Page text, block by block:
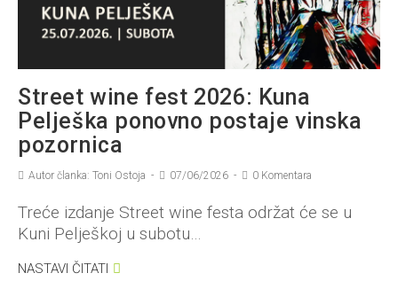
Street wine fest 2026: Kuna
Pelješka ponovno postaje vinska
pozornica
Autor članka: Toni Ostoja 07/06/2026 0 Komentara
Treće izdanje Street wine festa održat će se u
Kuni Pelješkoj u subotu…
NASTAVI ČITATI